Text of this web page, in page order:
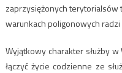
zaprzysiężonych terytorialsów
warunkach poligonowych
Wyjątkowy charakter służby
łączyć życie codzienne ze